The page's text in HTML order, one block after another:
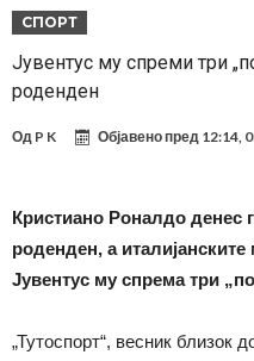
СПОРТ
Јувентус му спреми три
роденден
Од P K Објавено пред 12:14,
Кристиано Роналдо денес
роденден, а
Јувентус му спрема три
„Тутоспорт“, весник близок